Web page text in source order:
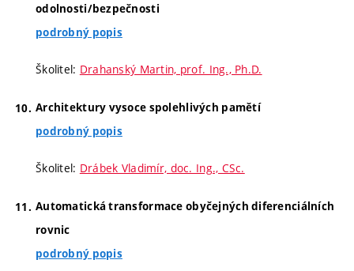
odolnosti/bezpečnosti
podrobný popis
Školitel: Drahanský Martin, prof. Ing., Ph.D.
Architektury vysoce spolehlivých pamětí
podrobný popis
Školitel: Drábek Vladimír, doc. Ing., CSc.
Automatická transformace obyčejných diferenciálních
rovnic
podrobný popis